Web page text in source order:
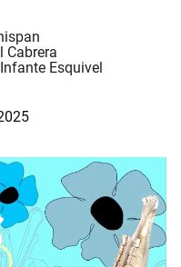
Cabrera
Esquivel